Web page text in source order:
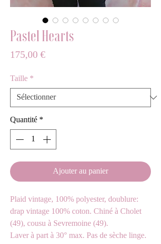
Pastel Hearts
175,00 €Prix
Taille*
Quantité*
Ajouter au panier
Plaid vintage, 100% polyester, doublure:
drap vintage 100% coton. Chiné à Cholet
(49), cousu à Sevremoine (49).
Laver à part à 30° max. Pas de sèche linge.